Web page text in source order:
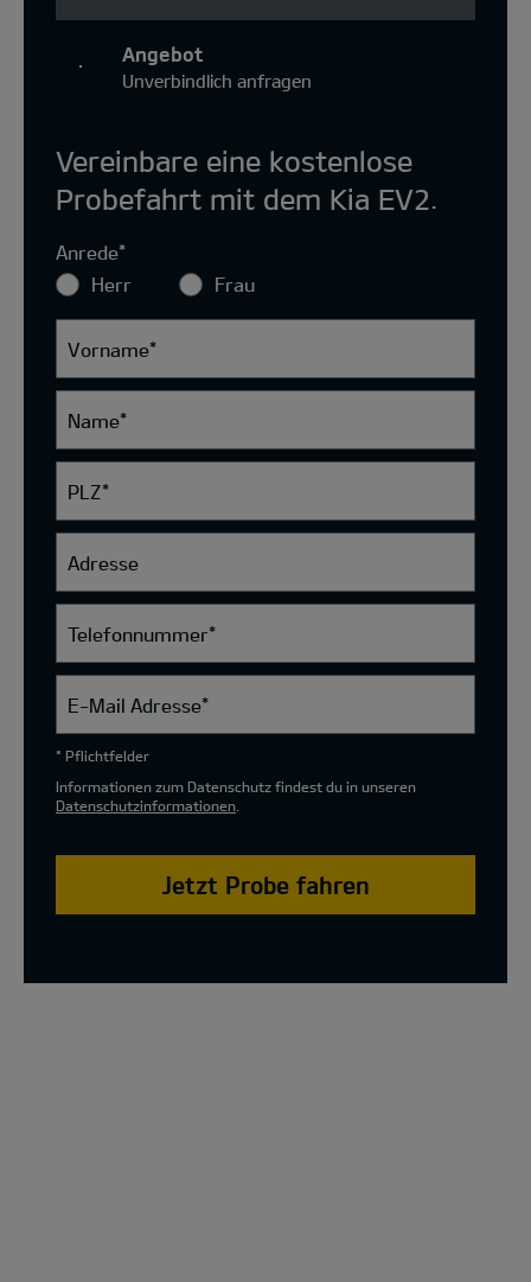
Angebot
Unverbindlich anfragen
Vereinbare eine kostenlose
Probefahrt mit dem Kia EV2.
Anrede*
Herr
Frau
Vorname*
Name*
PLZ*
Adresse
Telefonnummer*
E-Mail Adresse*
* Pflichtfelder
Informationen zum Datenschutz findest du in unseren
Datenschutzinformationen
Jetzt Probe fahren